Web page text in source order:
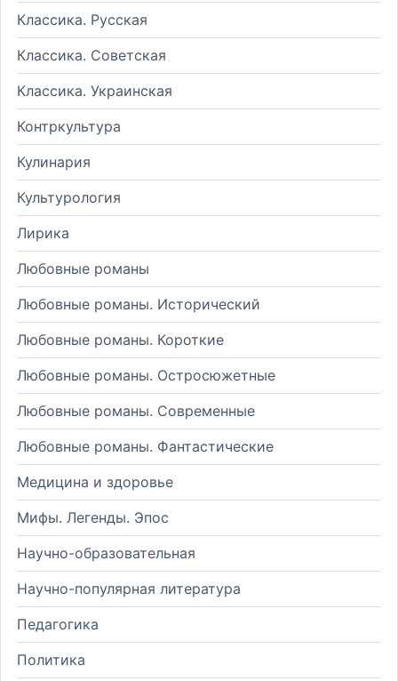
Классика. Русская
Классика. Советская
Классика. Украинская
Контркультура
Кулинария
Культурология
Лирика
Любовные романы
Любовные романы. Исторический
Любовные романы. Короткие
Любовные романы. Остросюжетные
Любовные романы. Современные
Любовные романы. Фантастические
Медицина и здоровье
Мифы. Легенды. Эпос
Научно-образовательная
Научно-популярная литература
Педагогика
Политика